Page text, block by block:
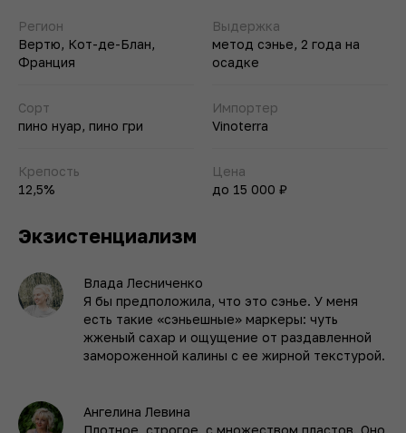
Регион
Вертю, Кот-де-Блан,
Франция
Сорт
пино нуар, пино гри
Крепость
12,5%
Выдержка
метод сэнье, 2 года на
осадке
Импортер
Vinoterra
Цена
до 15 000 ₽
Экзистенциализм
Влада Лесниченко
Я бы предположила, что это сэнье. У меня
есть такие «сэньешные» маркеры: чуть
жженый сахар и ощущение от раздавленной
замороженной калины с ее жирной текстурой.
Ангелина Левина
Плотное, строгое, с множеством пластов. Оно